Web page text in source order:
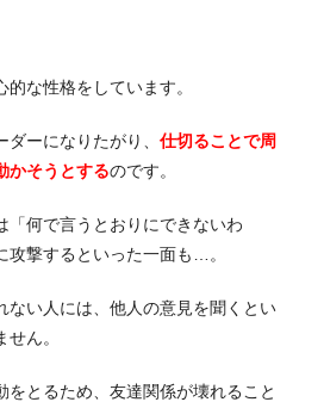
な性格をしています。
ーになりたがり、 仕切ることで周
かそうとするのです。
「何で言うとおりにできないわ
攻撃するといった一面も…。
ない人には、他人の意見を聞くとい
ん。
をとるため、友達関係が壊れること